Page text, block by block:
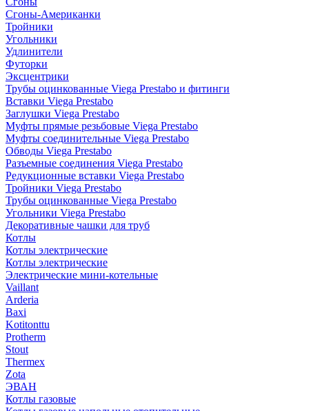
Сгоны-Американки
Тройники
Угольники
Удлинители
Футорки
Эксцентрики
Трубы оцинкованные Viega Prestabo и фитинги
Вставки Viega Prestabo
Заглушки Viega Prestabo
Муфты прямые резьбовые Viega Prestabo
Муфты соединительные Viega Prestabo
Обводы Viega Prestabo
Разъемные соединения Viega Prestabo
Редукционные вставки Viega Prestabo
Тройники Viega Prestabo
Трубы оцинкованные Viega Prestabo
Угольники Viega Prestabo
Декоративные чашки для труб
Котлы
Котлы электрические
Котлы электрические
Электрические мини-котельные
Vaillant
Arderia
Baxi
Kotitonttu
Protherm
Stout
Thermex
Zota
ЭВАН
Котлы газовые